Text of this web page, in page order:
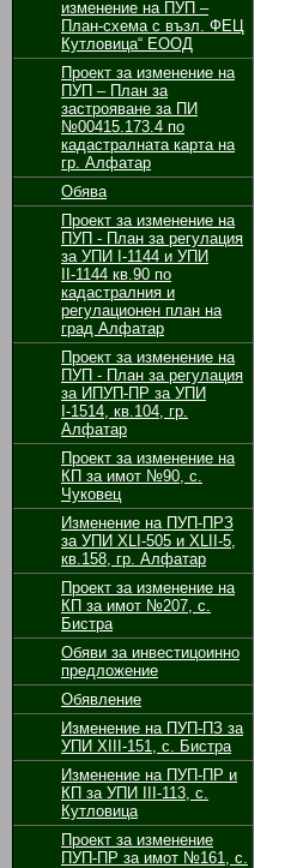
изменение на ПУП –
План-схема с възл. ФЕЦ
Кутловица“ ЕООД
Проект за изменение на
ПУП – План за
застрояване за ПИ
№00415.173.4 по
кадастралната карта на
гр. Алфатар
Обява
Проект за изменение на
ПУП - План за регулация
за УПИ І-1144 и УПИ
ІІ-1144 кв.90 по
кадастралния и
регулационен план на
град Алфатар
Проект за изменение на
ПУП - План за регулация
за ИПУП-ПР за УПИ
І-1514, кв.104, гр.
Алфатар
Проект за изменение на
КП за имот №90, с.
Чуковец
Изменение на ПУП-ПРЗ
за УПИ XLI-505 и XLII-5,
кв.158, гр. Алфатар
Проект за изменение на
КП за имот №207, с.
Бистра
Обяви за инвестицоинно
предложение
Обявление
Изменение на ПУП-ПЗ за
УПИ ХІІІ-151, с. Бистра
Изменение на ПУП-ПР и
КП за УПИ ІІІ-113, с.
Кутловица
Проект за изменение
ПУП-ПР за имот №161, с.